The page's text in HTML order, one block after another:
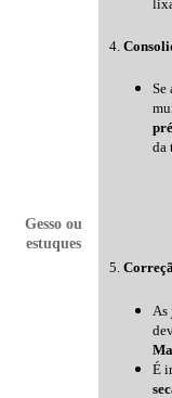
Gesso ou
estuques
4.
Se
da
5.
As
É